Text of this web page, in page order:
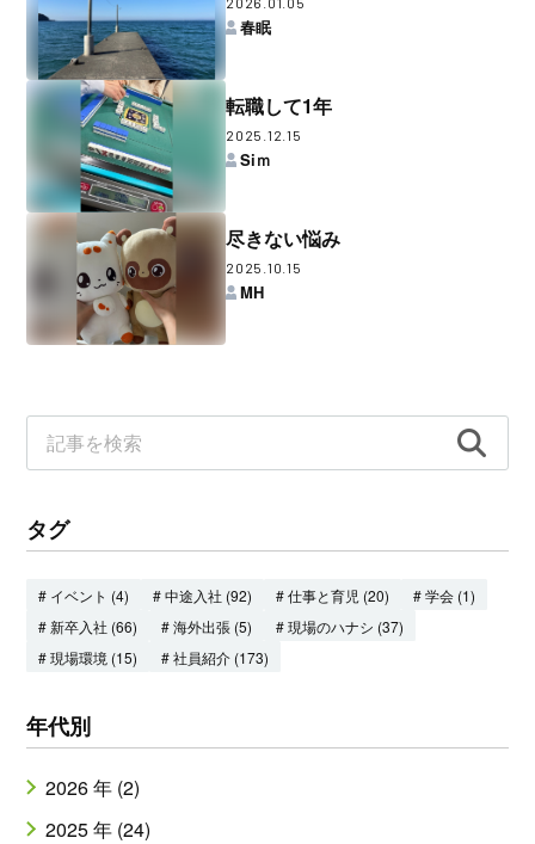
春眠
転職して1年
2025.12.15
Siｍ
尽きない悩み
2025.10.15
MH
タグ
# イベント (4) # 中途入社 (92) # 仕事と育児 (20)
# 学会 (1)
# 新卒入社 (66)
# 海外出張 (5)
# 現場のハナシ (37)
# 現場環境 (15)
# 社員紹介 (173)
年代別
2026 年 (2)
2025 年 (24)